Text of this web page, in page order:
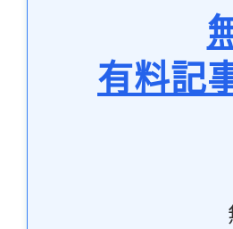
有料記